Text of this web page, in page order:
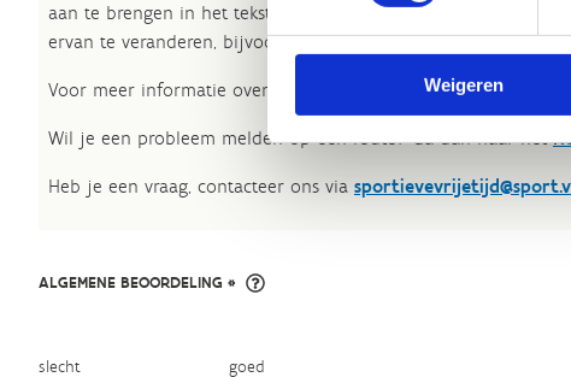
Weigeren
aan te brengen in het tekstgedeelte van jouw evaluatie zonder
ervan te veranderen, bijvoorbeeld om taalfouten en
Voor meer informatie over onze routestructuren, neem een
Wil je een probleem melden op een route? Ga dan naar het
Heb je een vraag, contacteer ons via
ALGEMENE BEOORDELING *
slecht goed